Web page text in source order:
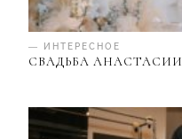
— ИНТЕРЕСНОЕ
СВАДЬБА АНАСТАСИИ